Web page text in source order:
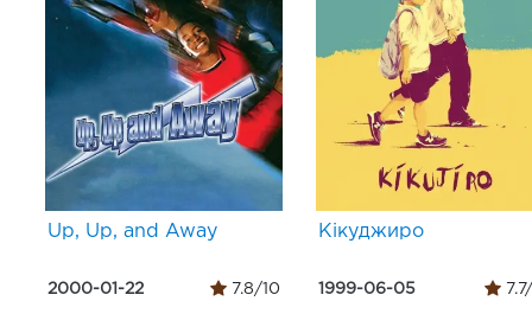
Up, Up, and Away
2000-01-22 7.8/10
Кікуджиро
1999-06-05